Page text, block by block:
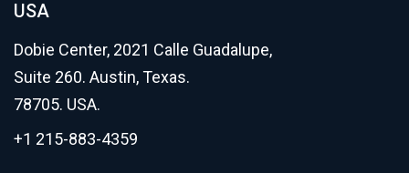
USA
Dobie Center, 2021 Calle Guadalupe,
Suite 260. Austin, Texas.
78705. USA.
+1 215-883-4359